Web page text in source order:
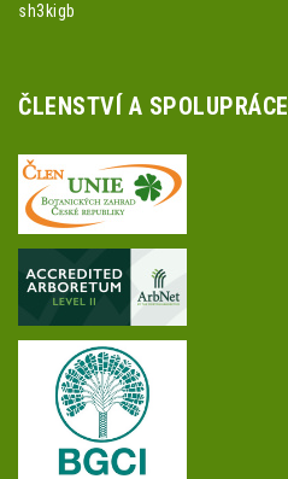
sh3kigb
ČLENSTVÍ A SPOLUPRÁCE